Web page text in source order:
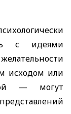
с идеями
исходом или
— могут